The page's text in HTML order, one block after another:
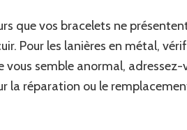
que vos bracelets ne
Pour les lanières en métal,
vous semble anormal,
la réparation ou le